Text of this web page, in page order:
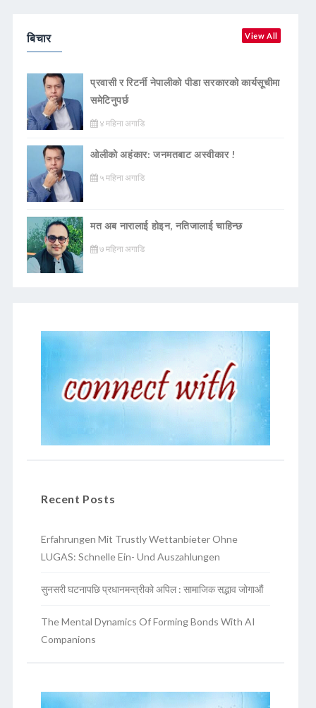
बिचार View All
प्रवासी र रिटर्नी नेपालीको पीडा सरकारको कार्यसूचीमा
समेटिनुपर्छ
४ महिना अगाडि
ओलीको अहंकार: जनमतबाट अस्वीकार !
५ महिना अगाडि
मत अब नारालाई होइन, नतिजालाई चाहिन्छ
७ महिना अगाडि
Recent Posts
Erfahrungen Mit Trustly Wettanbieter Ohne
LUGAS: Schnelle Ein- Und Auszahlungen
सुनसरी घटनापछि प्रधानमन्त्रीको अपिल : सामाजिक सद्भाव जोगाऔं
The Mental Dynamics Of Forming Bonds With AI
Companions